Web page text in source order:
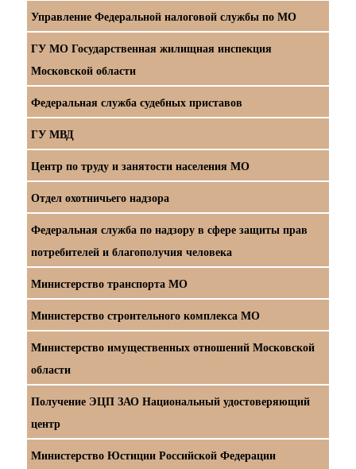
Управление Федеральной налоговой службы по МО
ГУ МО Государственная жилищная инспекция
Московской области
Федеральная служба судебных приставов
ГУ МВД
Центр по труду и занятости населения МО
Отдел охотничьего надзора
Федеральная служба по надзору в сфере защиты прав
потребителей и благополучия человека
Министерство транспорта МО
Министерство строительного комплекса МО
Министерство имущественных отношений Московской
области
Получение ЭЦП ЗАО Национальный удостоверяющий
центр
Министерство Юстиции Российской Федерации